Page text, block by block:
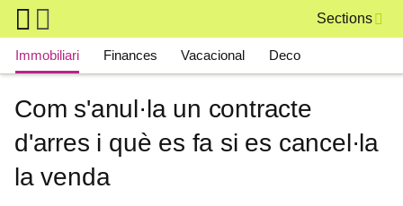
Skip to main content
Sections
Main navigation
Immobiliari Finances Vacacional Deco
Com s'anul·la un contracte
d'arres i què es fa si es cancel·la
la venda